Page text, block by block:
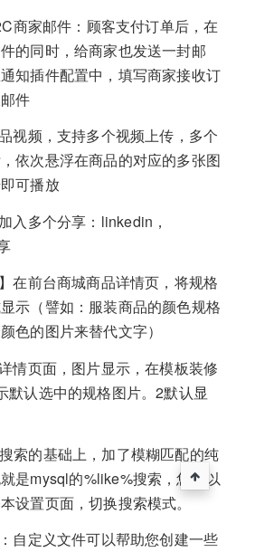
商家邮件：顾客支付订单后，在
的同时，给商家也发送一封邮
知插件配置中，填写商家接收订
件
视频，支持多个视频上传，多个
依次悬浮在商品的对应的多张图
可播放
入多个分享：linkedin，
在前台商城商品详情页，将规格
示（譬如：服装商品的颜色规格
色的图片来替代文字）
情页面，图片显示，在模板装修
默认选中的规格图片。2默认显
索的基础上，加了模糊匹配的纯
是mysql的%like%搜索，您可以
设置页面，切换搜索模式。
自定义文件可以帮助您创建一些